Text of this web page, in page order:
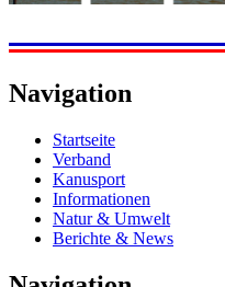
Navigation
Startseite
Verband
Kanusport
Informationen
Natur & Umwelt
Berichte & News